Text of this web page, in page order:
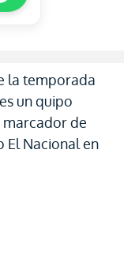
la temporada
un quipo
marcador de
El Nacional en